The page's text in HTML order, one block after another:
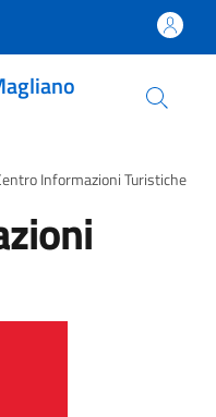
Informazioni Turistiche